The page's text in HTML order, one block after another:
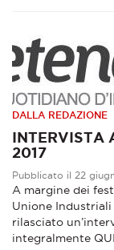
DALLA REDAZIONE
INTERVISTA
2017
Pubblicato il 22
A margine dei
Unione Industriali
rilasciato
integralmente QUI.